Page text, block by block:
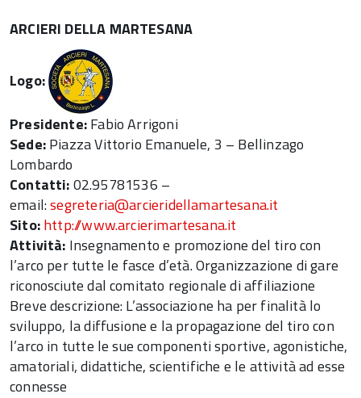
ARCIERI DELLA MARTESANA
Logo:
Presidente:Fabio Arrigoni
Sede:Piazza Vittorio Emanuele, 3 – Bellinzago
Lombardo
Contatti:02.95781536 –
email:segreteria@arcieridellamartesana.it
Sito:http://www.arcierimartesana.it
Attività: Insegnamento e promozione del tiro con
l’arco per tutte le fasce d’età. Organizzazione di gare
riconosciute dal comitato regionale di affiliazione
Breve descrizione: L’associazione ha per finalità lo
sviluppo, la diffusione e la propagazione del tiro con
l’arco in tutte le sue componenti sportive, agonistiche,
amatoriali, didattiche, scientifiche e le attività ad esse
connesse